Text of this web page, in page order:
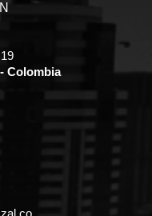
Colombia